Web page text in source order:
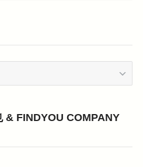
& FINDYOU COMPANY